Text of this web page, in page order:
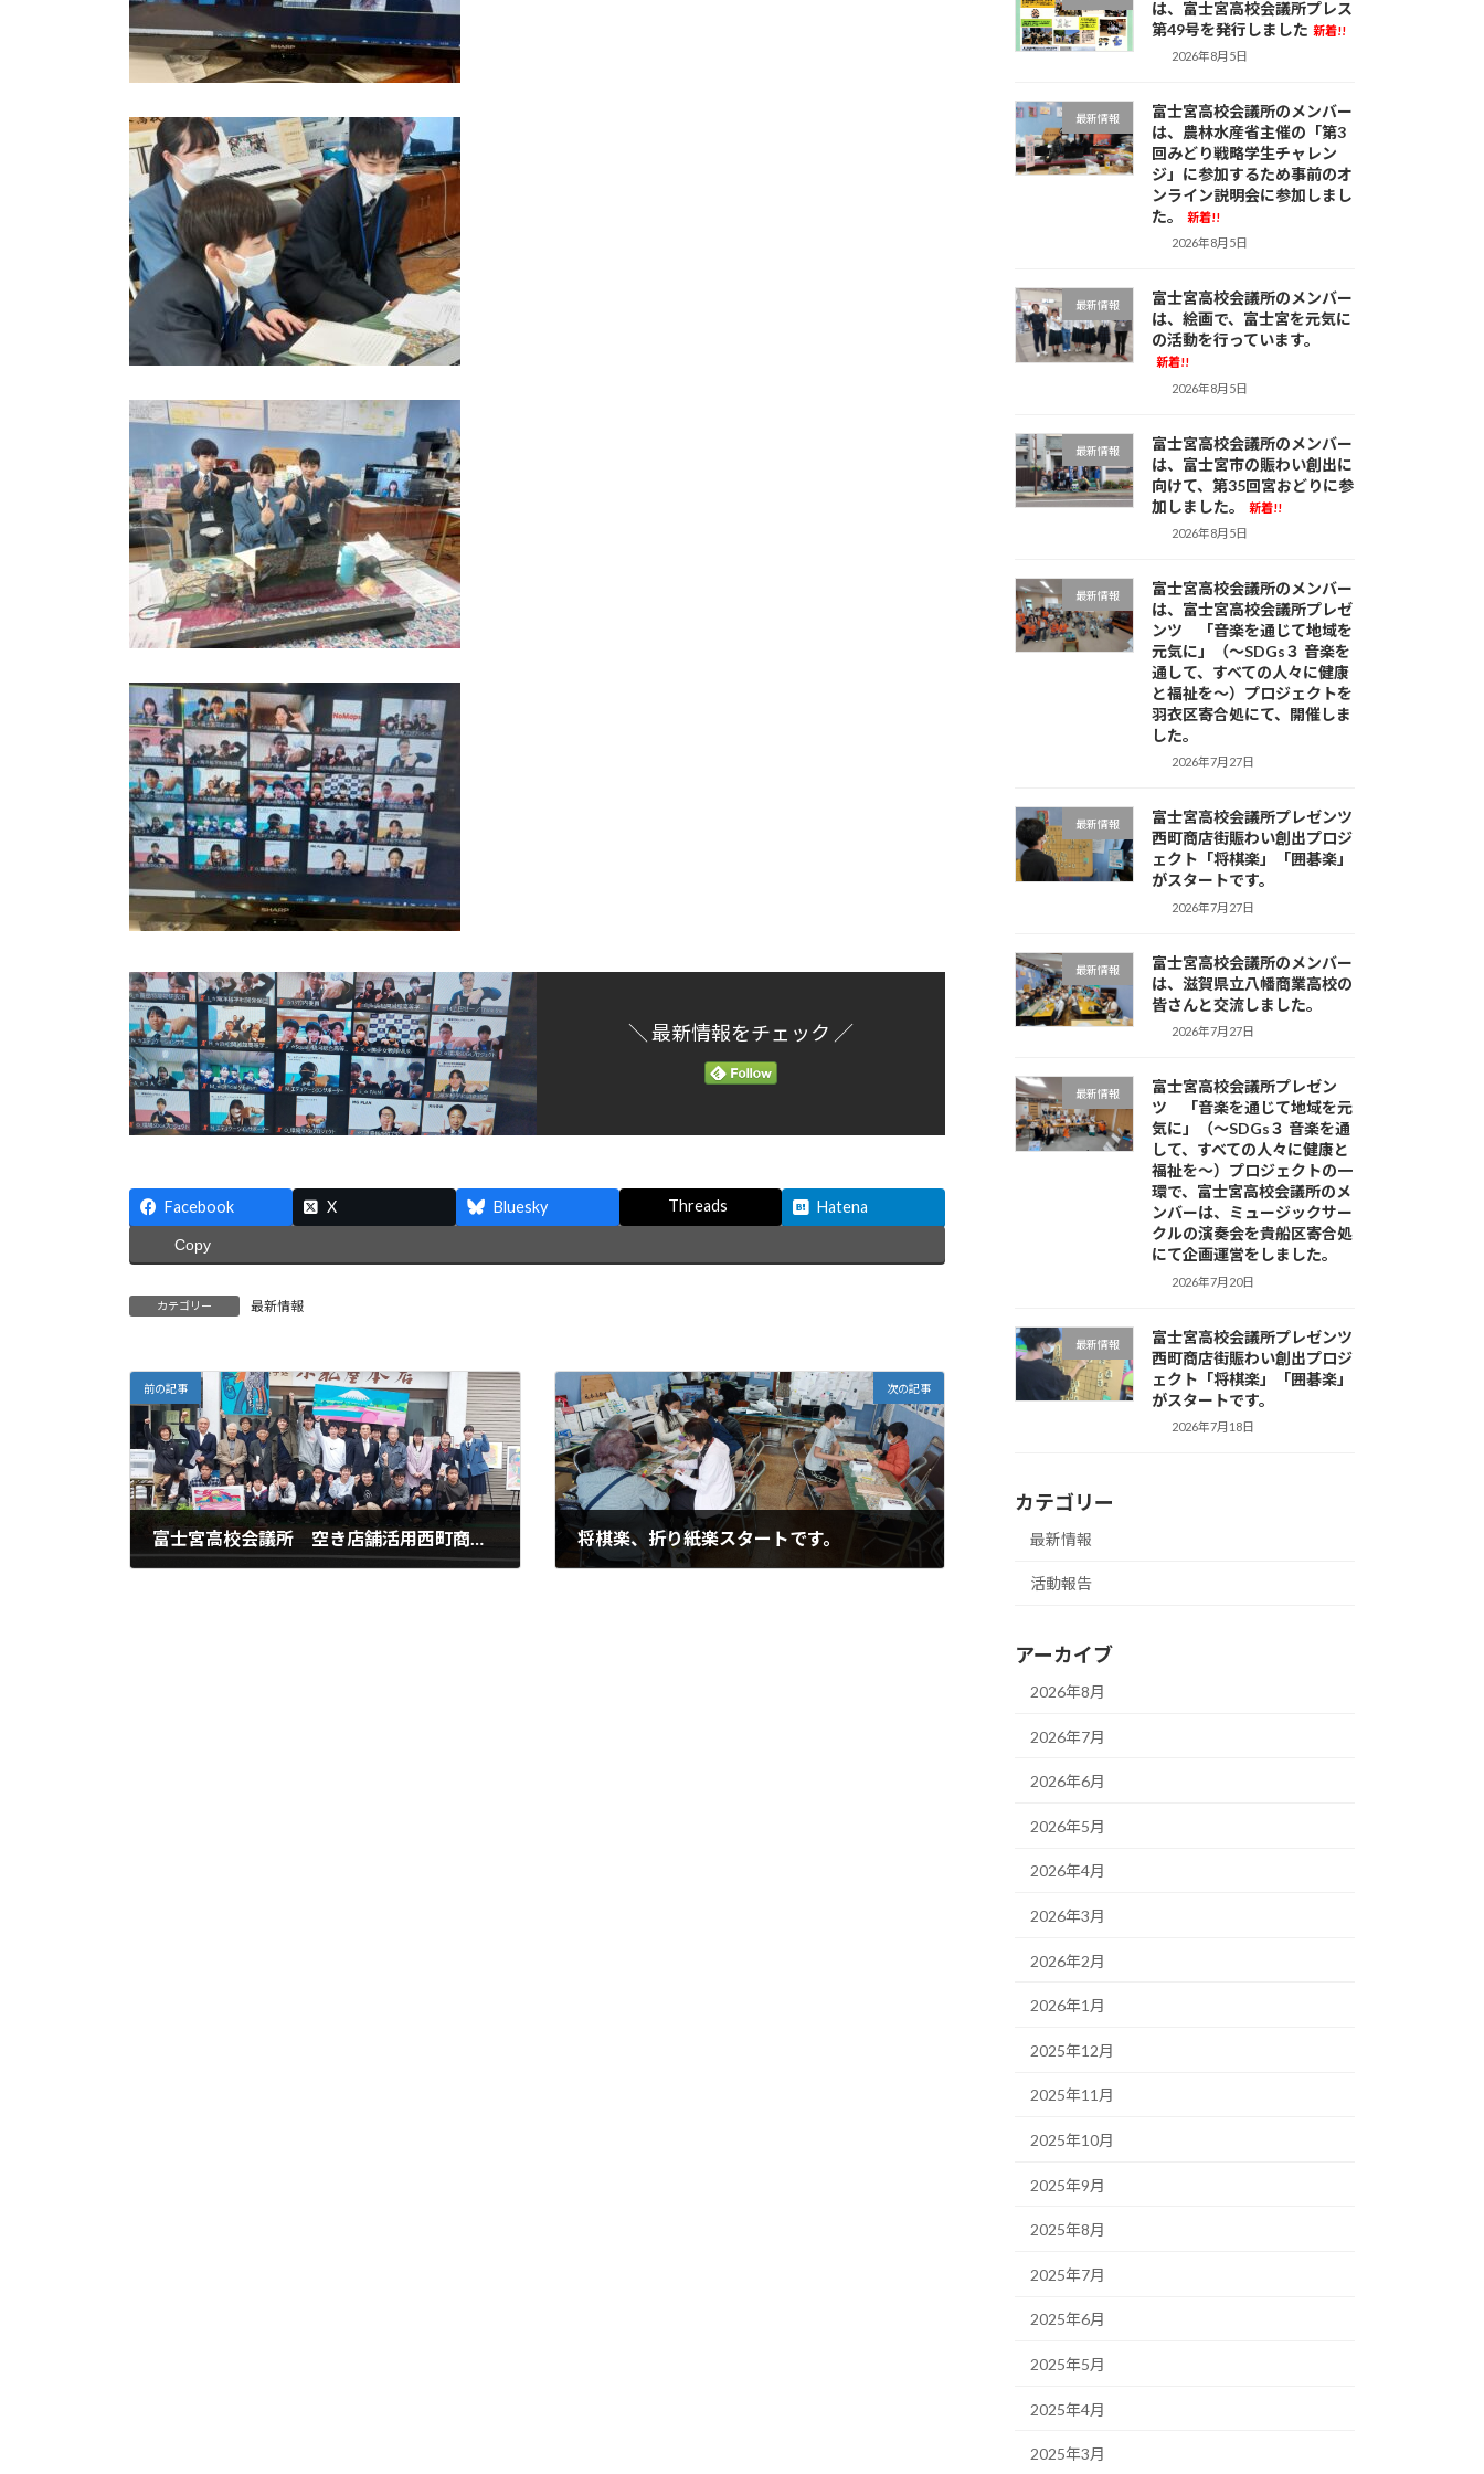
＼ 最新情報をチェック ／
Facebook X Bluesky Threads Hatena
Copy
カテゴリー 最新情報
前の記事
富士宮高校会議所 空き店舗活用西町商店街賑わい創出プロジェクト 「Atelier QUOKKA（アトリエクォッカ）」スターティングセレモニーを開催しました。
次の記事
将棋楽、折り紙楽スタートです。
は、富士宮高校会議所プレス
第49号を発行しました 新着!!
2026年8月5日
最新情報
富士宮高校会議所のメンバー
は、農林水産省主催の「第3
回みどり戦略学生チャレン
ジ」に参加するため事前のオ
ンライン説明会に参加しまし
た。
新着!!
2026年8月5日
最新情報
富士宮高校会議所のメンバー
は、絵画で、富士宮を元気に
の活動を行っています。
新着!!
2026年8月5日
最新情報
富士宮高校会議所のメンバー
は、富士宮市の賑わい創出に
向けて、第35回宮おどりに参
加しました。
新着!!
2026年8月5日
最新情報
富士宮高校会議所のメンバー
は、富士宮高校会議所プレゼ
ンツ 「音楽を通じて地域を
元気に」（～SDGs３ 音楽を
通して、すべての人々に健康
と福祉を～）プロジェクトを
羽衣区寄合処にて、開催しま
した。
2026年7月27日
最新情報
富士宮高校会議所プレゼンツ
西町商店街賑わい創出プロジ
ェクト「将棋楽」「囲碁楽」
がスタートです。
2026年7月27日
最新情報
富士宮高校会議所のメンバー
は、滋賀県立八幡商業高校の
皆さんと交流しました。
2026年7月27日
最新情報
富士宮高校会議所プレゼン
ツ 「音楽を通じて地域を元
気に」（～SDGs３ 音楽を通
して、すべての人々に健康と
福祉を～）プロジェクトの一
環で、富士宮高校会議所のメ
ンバーは、ミュージックサー
クルの演奏会を貴船区寄合処
にて企画運営をしました。
2026年7月20日
最新情報
富士宮高校会議所プレゼンツ
西町商店街賑わい創出プロジ
ェクト「将棋楽」「囲碁楽」
がスタートです。
2026年7月18日
カテゴリー
最新情報
活動報告
アーカイブ
2026年8月
2026年7月
2026年6月
2026年5月
2026年4月
2026年3月
2026年2月
2026年1月
2025年12月
2025年11月
2025年10月
2025年9月
2025年8月
2025年7月
2025年6月
2025年5月
2025年4月
2025年3月